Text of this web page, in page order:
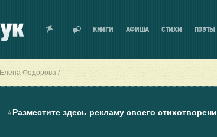
КНИГИ АФИША СТИХИ ПОЭТЫ
Елена Федорова
⭐Разместите здесь рекламу своего